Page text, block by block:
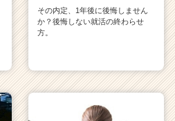
その内定、1年後に後悔しません
か？後悔しない就活の終わらせ
方。